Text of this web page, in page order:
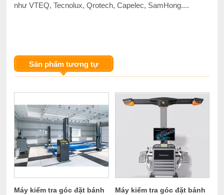
như VTEQ, Tecnolux, Qrotech, Capelec, SamHong....
Sản phẩm tương tự
Máy kiểm tra góc đặt bánh
Máy kiểm tra góc đặt bánh